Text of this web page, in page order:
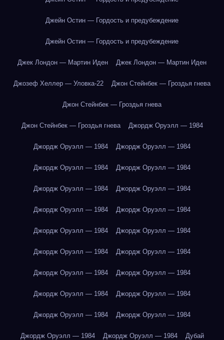
Джейн Остин — Гордость и предубеждение
Джейн Остин — Гордость и предубеждение
Джек Лондон — Мартин Иден Джек Лондон — Мартин Иден
Джозеф Хеллер — Уловка-22 Джон Стейнбек — Гроздья гнева
Джон Стейнбек — Гроздья гнева
Джон Стейнбек — Гроздья гнева Джордж Оруэлл — 1984
Джордж Оруэлл — 1984 Джордж Оруэлл — 1984
Джордж Оруэлл — 1984 Джордж Оруэлл — 1984
Джордж Оруэлл — 1984 Джордж Оруэлл — 1984
Джордж Оруэлл — 1984 Джордж Оруэлл — 1984
Джордж Оруэлл — 1984 Джордж Оруэлл — 1984
Джордж Оруэлл — 1984 Джордж Оруэлл — 1984
Джордж Оруэлл — 1984 Джордж Оруэлл — 1984
Джордж Оруэлл — 1984 Джордж Оруэлл — 1984
Джордж Оруэлл — 1984 Джордж Оруэлл — 1984
Джордж Оруэлл — 1984 Джордж Оруэлл — 1984 Дубай